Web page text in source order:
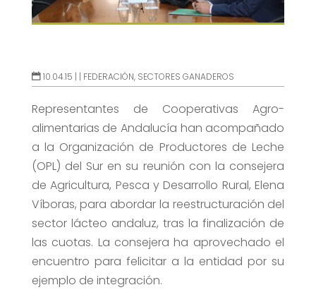
10.04.15 | | FEDERACIÓN, SECTORES GANADEROS
Representantes de Cooperativas Agro-
alimentarias de Andalucía han acompañado
a la Organización de Productores de Leche
(OPL) del Sur en su reunión con la consejera
de Agricultura, Pesca y Desarrollo Rural, Elena
Víboras, para abordar la reestructuración del
sector lácteo andaluz, tras la finalización de
las cuotas. La consejera ha aprovechado el
encuentro para felicitar a la entidad por su
ejemplo de integración.